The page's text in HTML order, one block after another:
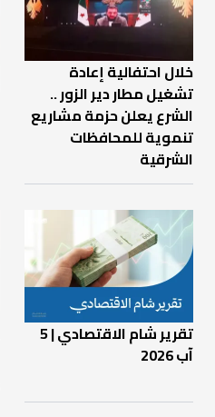
خلال احتفالية إعادة
تشغيل مطار دير الزور ..
الشرع يعلن حزمة مشاريع
تنموية للمحافظات
الشرقية
تقرير شام الاقتصادي | 5
آب 2026